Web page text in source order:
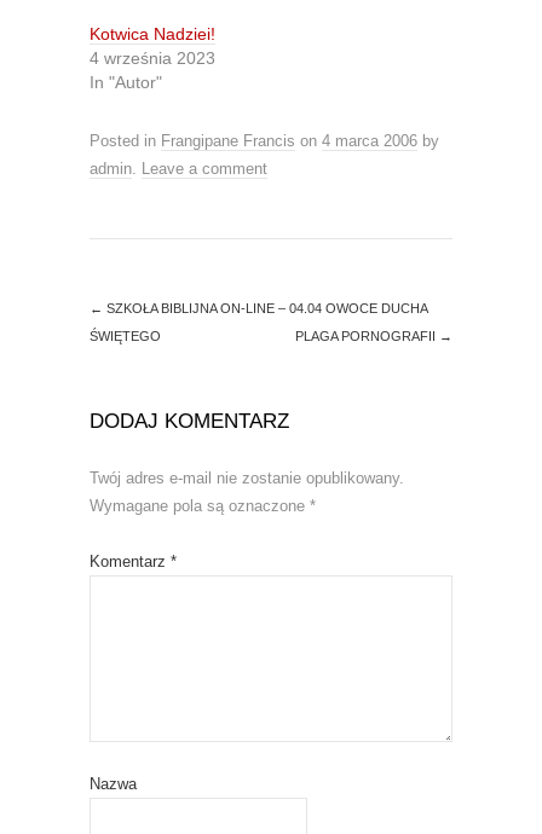
r
(
O
p
e
i
n
n
n
)
o
k
(
s
i
n
n
i
w
Kotwica Nadziei!
4 września 2023
In "Autor"
Posted in Frangipane Francis on 4 marca 2006 by
admin. Leave a comment
← SZKOŁA BIBLIJNA ON-LINE – 04.04 OWOCE DUCHA
ŚWIĘTEGO
PLAGA PORNOGRAFII →
DODAJ KOMENTARZ
Twój adres e-mail nie zostanie opublikowany.
Wymagane pola są oznaczone *
Komentarz *
Nazwa